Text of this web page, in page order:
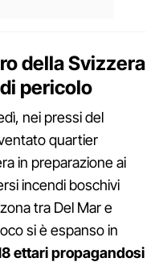
della Svizzera
pericolo
nei pressi del
quartier
in preparazione ai
incendi boschivi
tra Del Mar e
si è espanso in
ettari propagandosi